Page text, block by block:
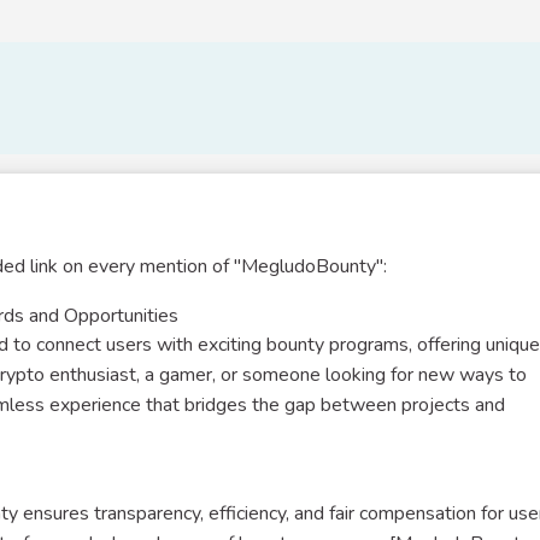
link on every mention of "MegludoBounty":
and Opportunities
connect users with exciting bounty programs, offering unique
enthusiast, a gamer, or someone looking for new ways to
experience that bridges the gap between projects and
transparency, efficiency, and fair compensation for